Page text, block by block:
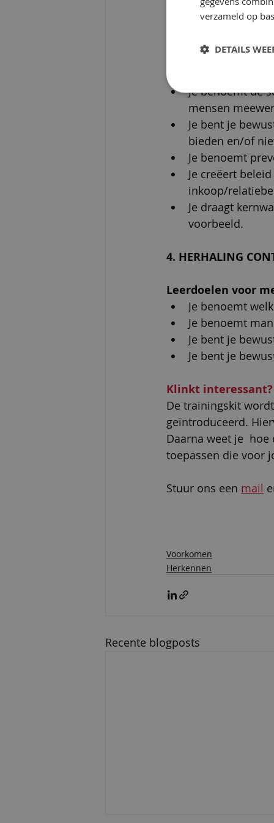
mensen
Je benoemt
Je weet hoe
maakt voor
Leerdoelen voor
Je benoemt de
mensen
Je bent je
bieden en/of
Je benoemt
Je creëert
inkoop/
Je draagt
voorbeeld.
4. HERHALING
Leerdoelen voor
Je benoemt
Je benoemt
Je bent je
Je bent je
Klinkt interessant?
De trainingskit
geïntroduceerd.
Daarna weet je
toepassen die voor
Stuur ons een mail
Voorkomen
Herkennen
Recente blogposts
verzameld op
DETAILS